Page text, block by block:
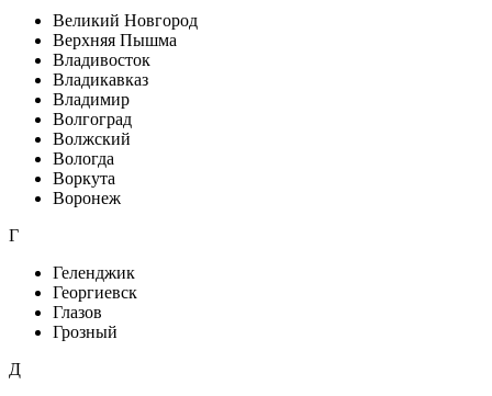
Великий Новгород
Верхняя Пышма
Владивосток
Владикавказ
Владимир
Волгоград
Волжский
Вологда
Воркута
Воронеж
Г
Геленджик
Георгиевск
Глазов
Грозный
Д